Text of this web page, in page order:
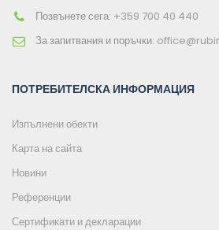
Позвънете сега: +359 700 40 440
За запитвания и поръчки:
ПОТРЕБИТЕЛСКА ИНФОРМАЦИЯ
Изпълнени обекти
Карта на сайта
Новини
Референции
Сертификати и декларации